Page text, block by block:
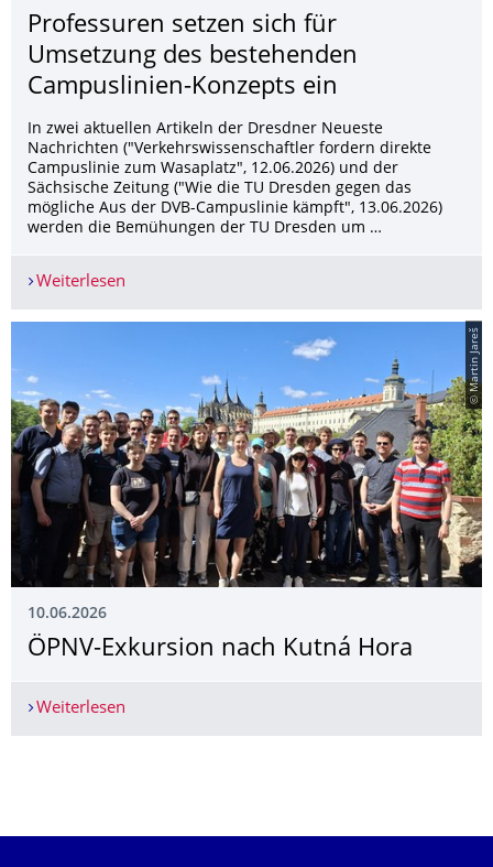
Professuren setzen sich für
Umsetzung des bestehenden
Campuslinien-Konzepts ein
In zwei aktuellen Artikeln der Dresdner Neueste
Nachrichten ("Verkehrswissenschaftler fordern direkte
Campuslinie zum Wasaplatz", 12.06.2026) und der
Sächsische Zeitung (" Wie die TU Dresden gegen das
mögliche Aus der DVB-Campuslinie kämpft", 13.06.2026)
werden die Bemühungen der TU Dresden um …
Weiterlesen
© Martin Jareš
10.06.2026
ÖPNV-Exkursion nach Kutná Hora
Weiterlesen